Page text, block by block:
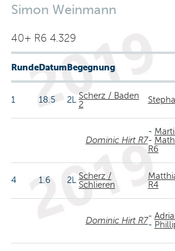
Simon Weinmann
40+ R6 4.329
RundeDatumBegegnung
1 18.5 2LScherz / Baden
2
Dominic Hirt R7
-
-
R6
4 1.6 2LScherz /
Schlieren
R4
Dominic Hirt R7-
-